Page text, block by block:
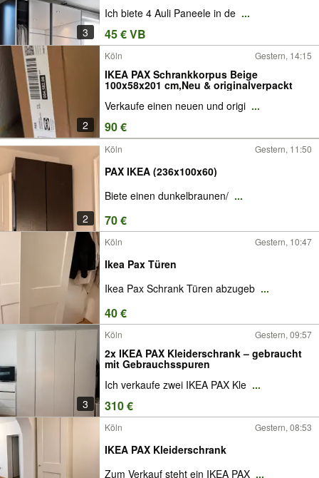
3
Ich biete 4 Auli Paneele in de ...
45 € VB
2
Köln Gestern, 14:15
IKEA PAX Schrankkorpus Beige
100x58x201 cm,Neu & originalverpackt
Verkaufe einen neuen und origi ...
90 €
2
Köln Gestern, 11:50
PAX IKEA (236x100x60)
Biete einen dunkelbraunen/ ...
70 €
Köln Gestern, 10:47
Ikea Pax Türen
Ikea Pax Schrank Türen abzugeb ...
40 €
3
Köln Gestern, 09:57
2x IKEA PAX Kleiderschrank – gebraucht
mit Gebrauchsspuren
Ich verkaufe zwei IKEA PAX Kle ...
310 €
Köln Gestern, 08:53
IKEA PAX Kleiderschrank
Zum Verkauf steht ein IKEA PAX ...